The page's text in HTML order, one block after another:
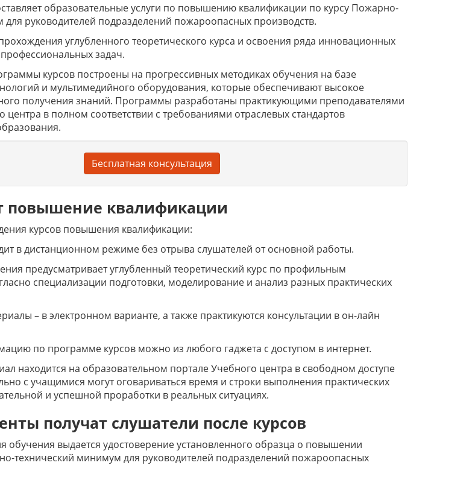
образовательные услуги по повышению квалификации по курсу Пожарно-
руководителей подразделений пожароопасных производств.
углубленного теоретического курса и освоения ряда инновационных
задач.
курсов построены на прогрессивных методиках обучения на базе
и мультимедийного оборудования, которые обеспечивают высокое
получения знаний. Программы разработаны практикующими преподавателями
центра в полном соответствии с требованиями отраслевых стандартов
Бесплатная консультация
повышение квалификации
курсов повышения квалификации:
в дистанционном режиме без отрыва слушателей от основной работы.
предусматривает углубленный теоретический курс по профильным
специализации подготовки, моделирование и анализ разных практических
– в электронном варианте, а также практикуются консультации в он-лайн
по программе курсов можно из любого гаджета с доступом в интернет.
находится на образовательном портале Учебного центра в свободном доступе
с учащимися могут оговариваться время и строки выполнения практических
и успешной проработки в реальных ситуациях.
получат слушатели после курсов
обучения выдается удостоверение установленного образца о повышении
технический минимум для руководителей подразделений пожароопасных